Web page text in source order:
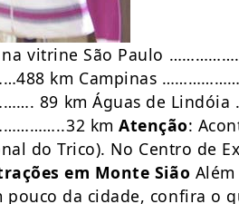
na vitrine São Paulo
km Campinas
89 km Águas de
kmAtenção:
do Trico). No Centro de
em Monte Sião
pouco da cidade, confira o